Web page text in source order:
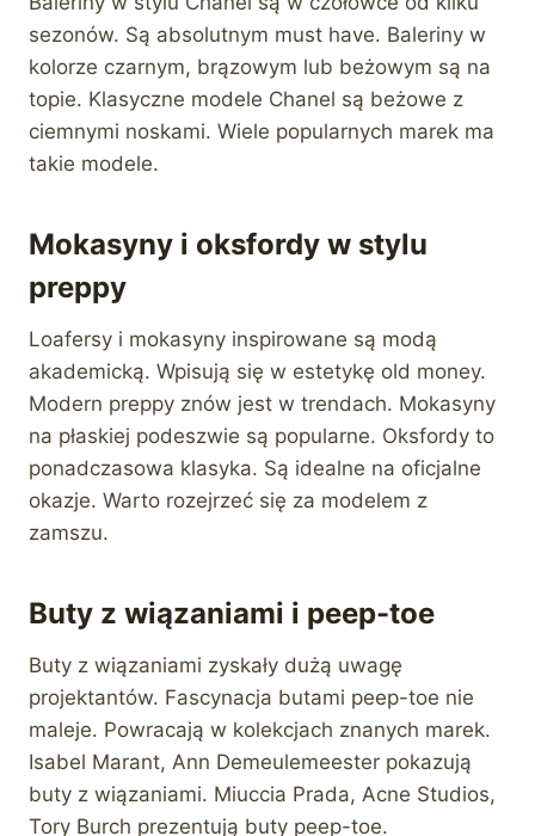
sezonów. Są absolutnym must have. Baleriny w
kolorze czarnym, brązowym lub beżowym są na
topie. Klasyczne modele Chanel są beżowe z
ciemnymi noskami. Wiele popularnych marek ma
takie modele.
Mokasyny i oksfordy w stylu
preppy
Loafersy i mokasyny inspirowane są modą
akademicką. Wpisują się w estetykę old money.
Modern preppy znów jest w trendach. Mokasyny
na płaskiej podeszwie są popularne. Oksfordy to
ponadczasowa klasyka. Są idealne na oficjalne
okazje. Warto rozejrzeć się za modelem z
zamszu.
Buty z wiązaniami i peep-toe
Buty z wiązaniami zyskały dużą uwagę
projektantów. Fascynacja butami peep-toe nie
maleje. Powracają w kolekcjach znanych marek.
Isabel Marant, Ann Demeulemeester pokazują
buty z wiązaniami. Miuccia Prada, Acne Studios,
Tory Burch prezentują buty peep-toe.